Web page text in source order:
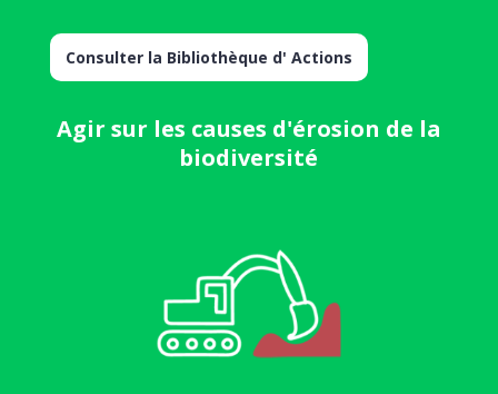
Consulter la Bibliothèque d' Actions
Agir sur les causes d'érosion de la
biodiversité